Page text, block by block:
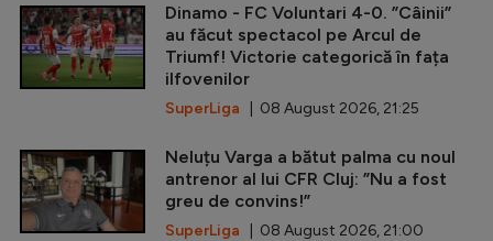
Dinamo - FC Voluntari 4-0. ”Câinii”
au făcut spectacol pe Arcul de
Triumf! Victorie categorică în fața
ilfovenilor
SuperLiga | 08 August 2026, 21:25
Neluțu Varga a bătut palma cu noul
antrenor al lui CFR Cluj: ”Nu a fost
greu de convins!”
SuperLiga | 08 August 2026, 21:00